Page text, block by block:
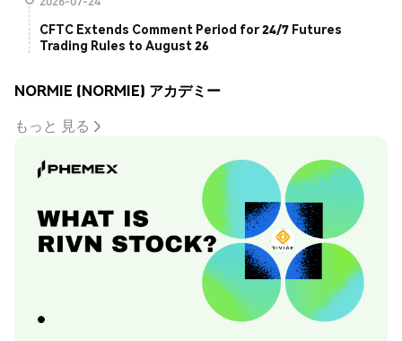
CFTC Extends Comment Period for 24/7 Futures
Trading Rules to August 26
NORMIE (NORMIE) アカデミー
もっと 見る